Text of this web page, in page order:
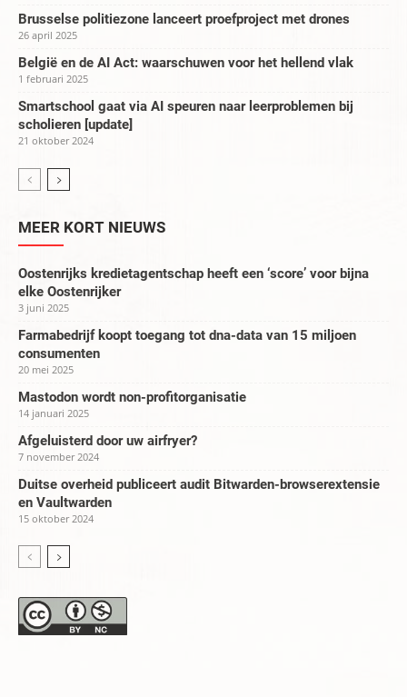
Brusselse politiezone lanceert proefproject met drones
26 april 2025
België en de AI Act: waarschuwen voor het hellend vlak
1 februari 2025
Smartschool gaat via AI speuren naar leerproblemen bij
scholieren [update]
21 oktober 2024
MEER KORT NIEUWS
Oostenrijks kredietagentschap heeft een ‘score’ voor bijna
elke Oostenrijker
3 juni 2025
Farmabedrijf koopt toegang tot dna-data van 15 miljoen
consumenten
20 mei 2025
Mastodon wordt non-profitorganisatie
14 januari 2025
Afgeluisterd door uw airfryer?
7 november 2024
Duitse overheid publiceert audit Bitwarden-browserextensie
en Vaultwarden
15 oktober 2024